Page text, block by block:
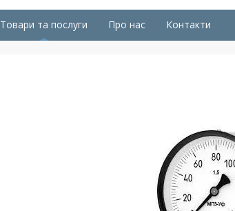
Товари та послуги Про нас Контакти